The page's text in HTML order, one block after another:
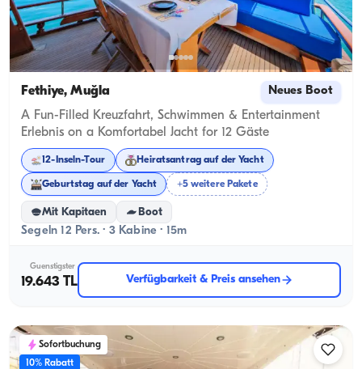
Fethiye, Muğla Neues Boot
A Fun-Filled Kreuzfahrt, Schwimmen & Entertainment
Erlebnis on a Komfortabel Jacht for 12 Gäste
12-Inseln-Tour Heiratsantrag auf der Yacht
Geburtstag auf der Yacht +5 weitere Pakete
Mit Kapitaen Boot
Segeln 12 Pers. · 3 Kabine · 15m
Guenstigster
19.643 TL Verfügbarkeit & Preis ansehen
Sofortbuchung
10% Rabatt